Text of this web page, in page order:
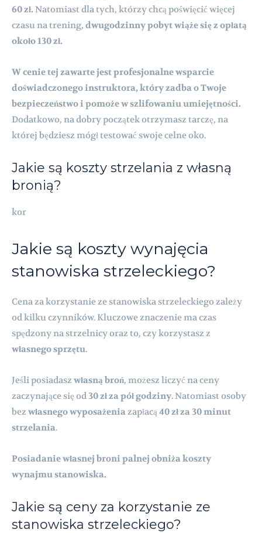
60 zł. Natomiast dla tych, którzy chcą poświęcić więcej
czasu na trening, dwugodzinny pobyt wiąże się z opłatą
około 130 zł.
W cenie tej zawarte jest profesjonalne wsparcie
doświadczonego instruktora, który zadba o Twoje
bezpieczeństwo i pomoże w szlifowaniu umiejętności.
Dodatkowo, na dobry początek otrzymasz tarczę, na
której będziesz mógł testować swoje celne oko.
Jakie są koszty strzelania z własną
bronią?
kor
Jakie są koszty wynajęcia
stanowiska strzeleckiego?
Cena za korzystanie ze stanowiska strzeleckiego zależy
od kilku czynników. Kluczowe znaczenie ma czas
spędzony na strzelnicy oraz to, czy korzystasz z
własnego sprzętu.
Jeśli posiadasz własną broń, możesz liczyć na ceny
zaczynające się od30 zł za pół godziny. Natomiast osoby
bez własnego wyposażeniazapłacą 40 zł za 30 minut
strzelania.
Posiadanie własnej broni palnej obniża koszty
wynajmu stanowiska.
Jakie są ceny za korzystanie ze
stanowiska strzeleckiego?